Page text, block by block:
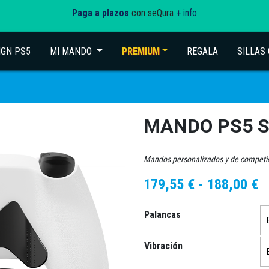
Paga a plazos con seQura + info
PS5 MI MANDO (current)PREMIUM REGALA SILLAS
MANDO PS5
Mandos personalizados y de
179,55 € - 188,00 €
Palancas
Vibración